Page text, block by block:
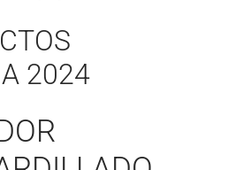
2024